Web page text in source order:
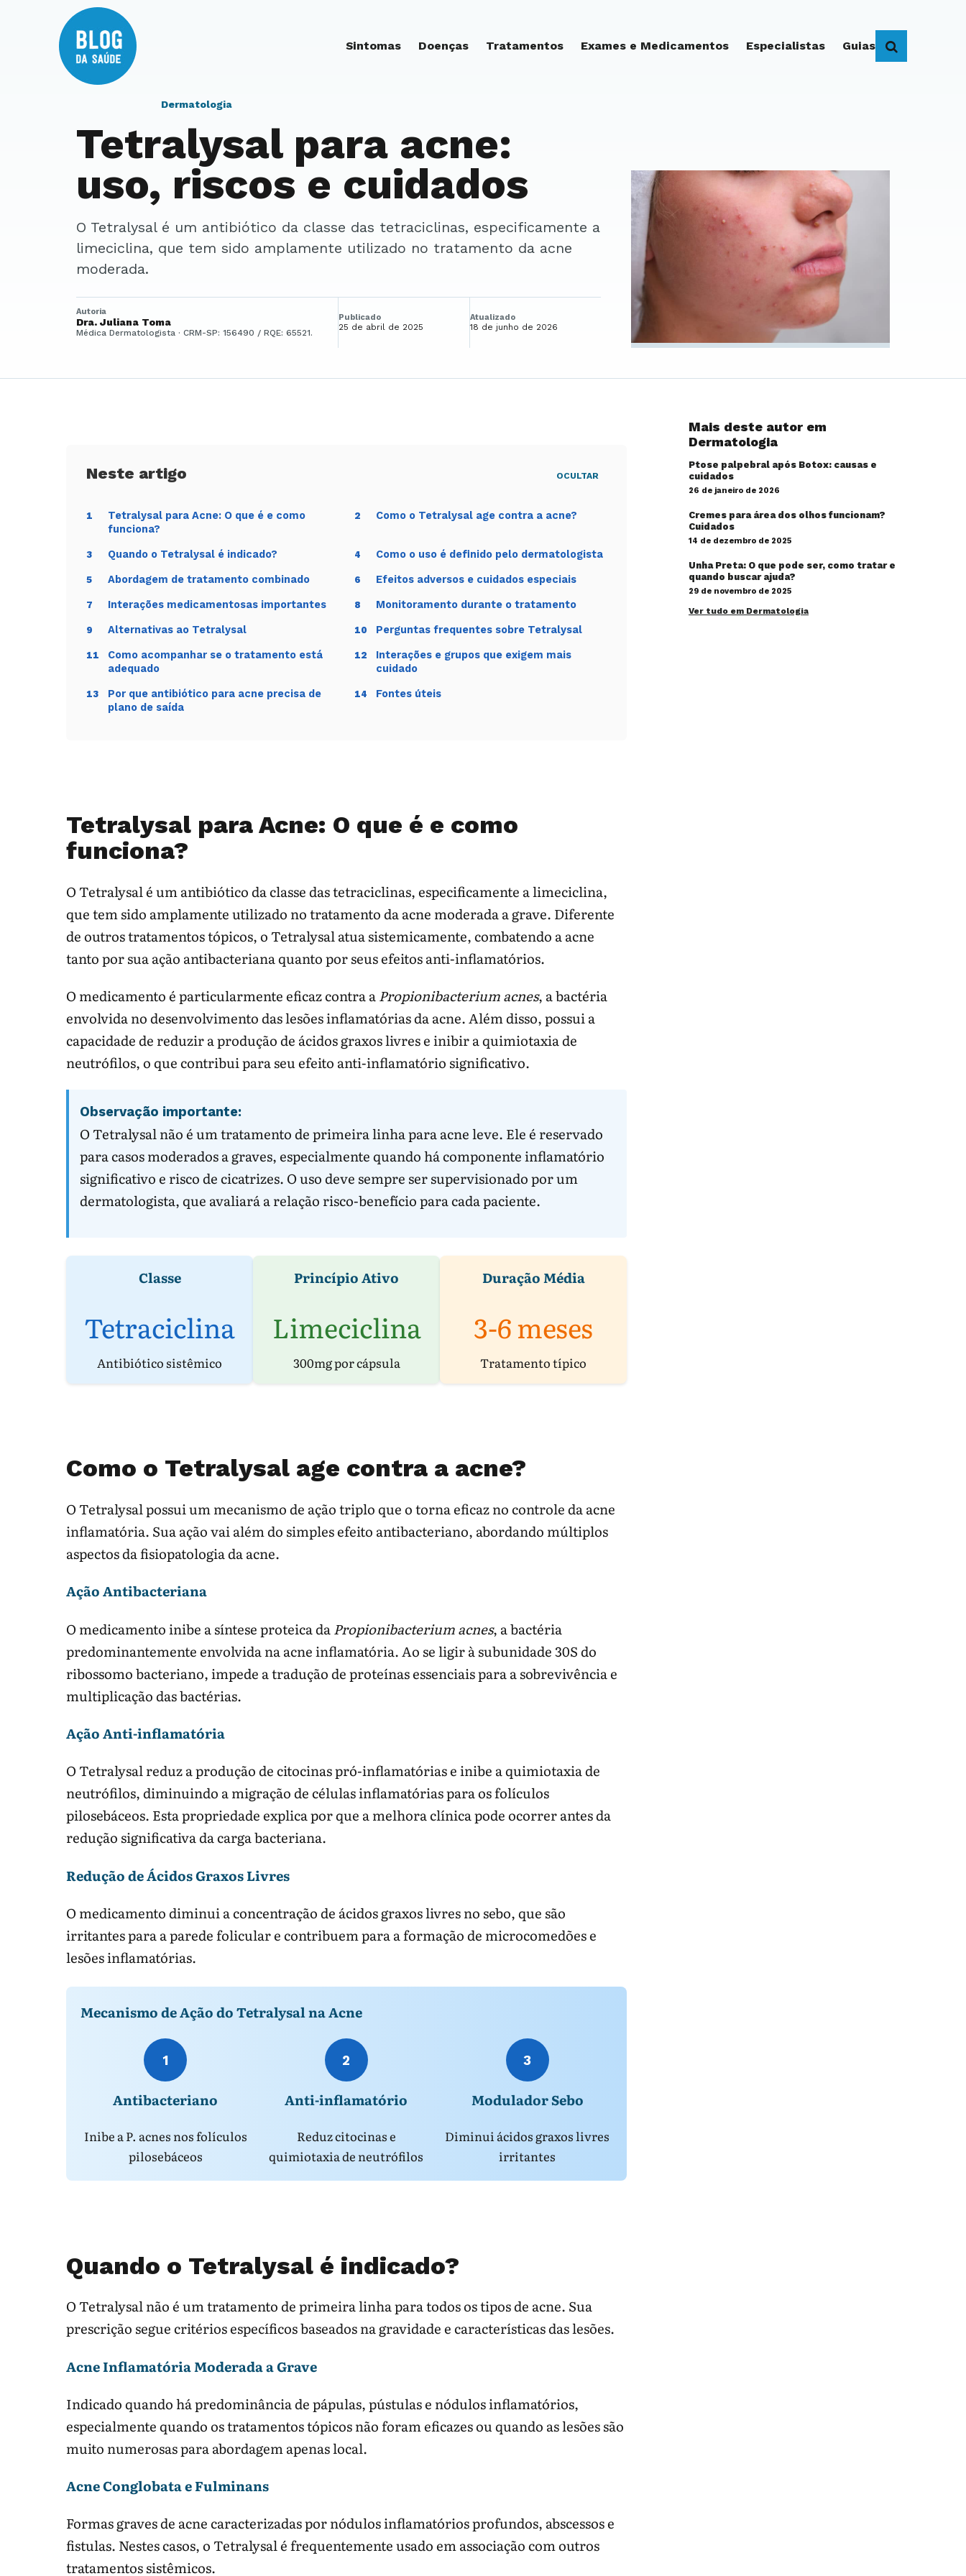
Sintomas Doenças Tratamentos Exames e Medicamentos Especialistas Guias BUSCAR
Dermatologia
Tetralysal para acne:
uso, riscos e cuidados
O Tetralysal é um antibiótico da classe das tetraciclinas, especificamente a
limeciclina, que tem sido amplamente utilizado no tratamento da acne
moderada.
Autoria
Dra. Juliana Toma
Médica Dermatologista · CRM-SP: 156490 / RQE: 65521.
Publicado
25 de abril de 2025
Atualizado
18 de junho de 2026
OCULTAR
1
Tetralysal para Acne: O que é e como
funciona?
2 Como o Tetralysal age contra a acne?
3 Quando o Tetralysal é indicado? 4 Como o uso é definido pelo dermatologista
5 Abordagem de tratamento combinado 6 Efeitos adversos e cuidados especiais
7 Interações medicamentosas importantes 8 Monitoramento durante o tratamento
9 Alternativas ao Tetralysal 10 Perguntas frequentes sobre Tetralysal
11
Como acompanhar se o tratamento está
adequado
12
Interações e grupos que exigem mais
cuidado
13
Por que antibiótico para acne precisa de
plano de saída
14 Fontes úteis
Tetralysal para Acne: O que é e como
funciona?
O Tetralysal é um antibiótico da classe das tetraciclinas, especificamente a limeciclina,
que tem sido amplamente utilizado no tratamento da acne moderada a grave. Diferente
de outros tratamentos tópicos, o Tetralysal atua sistemicamente, combatendo a acne
tanto por sua ação antibacteriana quanto por seus efeitos anti-inflamatórios.
O medicamento é particularmente eficaz contra aPropionibacterium acnes, a bactéria
envolvida no desenvolvimento das lesões inflamatórias da acne. Além disso, possui a
capacidade de reduzir a produção de ácidos graxos livres e inibir a quimiotaxia de
neutrófilos, o que contribui para seu efeito anti-inflamatório significativo.
Observação importante:
O Tetralysal não é um tratamento de primeira linha para acne leve. Ele é reservado
para casos moderados a graves, especialmente quando há componente inflamatório
significativo e risco de cicatrizes. O uso deve sempre ser supervisionado por um
dermatologista, que avaliará a relação risco-benefício para cada paciente.
Classe
Tetraciclina
Antibiótico sistêmico
Princípio Ativo
Limeciclina
300mg por cápsula
Duração Média
3-6 meses
Tratamento típico
Como o Tetralysal age contra a acne?
O Tetralysal possui um mecanismo de ação triplo que o torna eficaz no controle da acne
inflamatória. Sua ação vai além do simples efeito antibacteriano, abordando múltiplos
aspectos da fisiopatologia da acne.
Ação Antibacteriana
O medicamento inibe a síntese proteica daPropionibacterium acnes, a bactéria
predominantemente envolvida na acne inflamatória. Ao se ligir à subunidade 30S do
ribossomo bacteriano, impede a tradução de proteínas essenciais para a sobrevivência e
multiplicação das bactérias.
Ação Anti-inflamatória
O Tetralysal reduz a produção de citocinas pró-inflamatórias e inibe a quimiotaxia de
neutrófilos, diminuindo a migração de células inflamatórias para os folículos
pilosebáceos. Esta propriedade explica por que a melhora clínica pode ocorrer antes da
redução significativa da carga bacteriana.
Redução de Ácidos Graxos Livres
O medicamento diminui a concentração de ácidos graxos livres no sebo, que são
irritantes para a parede folicular e contribuem para a formação de microcomedões e
lesões inflamatórias.
Mecanismo de Ação do Tetralysal na Acne
1
Antibacteriano
Inibe a P. acnes nos folículos
pilosebáceos
2
Anti-inflamatório
Reduz citocinas e
quimiotaxia de neutrófilos
3
Modulador Sebo
Diminui ácidos graxos livres
irritantes
Quando o Tetralysal é indicado?
O Tetralysal não é um tratamento de primeira linha para todos os tipos de acne. Sua
prescrição segue critérios específicos baseados na gravidade e características das lesões.
Acne Inflamatória Moderada a Grave
Indicado quando há predominância de pápulas, pústulas e nódulos inflamatórios,
especialmente quando os tratamentos tópicos não foram eficazes ou quando as lesões são
muito numerosas para abordagem apenas local.
Acne Conglobata e Fulminans
Formas graves de acne caracterizadas por nódulos inflamatórios profundos, abscessos e
fistulas. Nestes casos, o Tetralysal é frequentemente usado em associação com outros
tratamentos sistêmicos.
Mais deste autor em
Dermatologia
Ptose palpebral após Botox: causas e
cuidados
26 de janeiro de 2026
Cremes para área dos olhos funcionam?
Cuidados
14 de dezembro de 2025
Unha Preta: O que pode ser, como tratar e
quando buscar ajuda?
29 de novembro de 2025
Ver tudo em Dermatologia